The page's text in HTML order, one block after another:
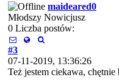
maideared0
Młodszy Nowicjusz
0 Liczba postów:
#3
07-11-2019, 13:36:26
Też jestem ciekawa, chętnie